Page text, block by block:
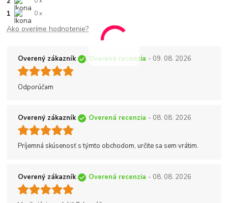
1 0 x
Ako overíme hodnotenie?
Overený zákazník Overená recenzia - 09. 08. 2026
Odporúčam
Overený zákazník Overená recenzia - 08. 08. 2026
Príjemná skúsenosť s týmto obchodom, určite sa sem vrátim.
Overený zákazník Overená recenzia - 08. 08. 2026